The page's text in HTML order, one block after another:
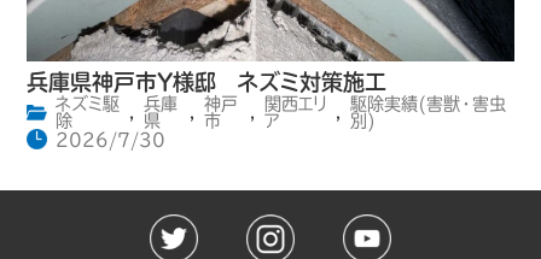
兵庫県神戸市Y様邸 ネズミ対策施工
ネズミ駆
除
,
兵庫
県
,
神戸
市
,
関西エリ
ア
,
駆除実績(害獣・害虫
別)
2026/7/30